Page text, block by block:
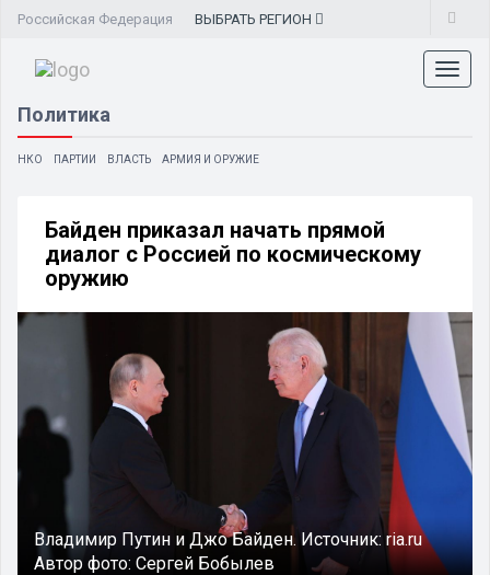
Российская Федерация ВЫБРАТЬ РЕГИОН
Политика
НКО ПАРТИИ ВЛАСТЬ АРМИЯ И ОРУЖИЕ
Байден приказал начать прямой
диалог с Россией по космическому
оружию
Владимир Путин и Джо Байден.Источник: ria.ru
Автор фото: Сергей Бобылев